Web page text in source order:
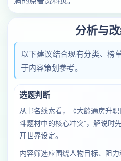
分析与
以下建议结合现有分类、榜
于内容策划参考。
选题判断
从书名线索看，《大龄通房升
斗题材中的核心冲突”，解说时
开世界设定。
内容筛选应围绕人物目标、阻